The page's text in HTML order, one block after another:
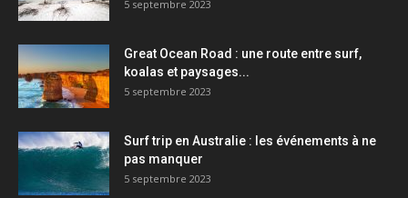
5 septembre 2023
Great Ocean Road : une route entre surf,
koalas et paysages...
5 septembre 2023
Surf trip en Australie : les événements à ne
pas manquer
5 septembre 2023